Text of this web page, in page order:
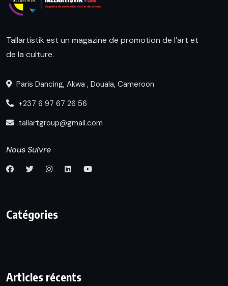
Tallartistik est un magazine de promotion de l’art et
de la culture.
Paris Dancing, Akwa , Douala, Cameroon
+237 6 97 67 26 56
tallartgroup@gmail.com
Nous Suivre
Catégories
Articles récents